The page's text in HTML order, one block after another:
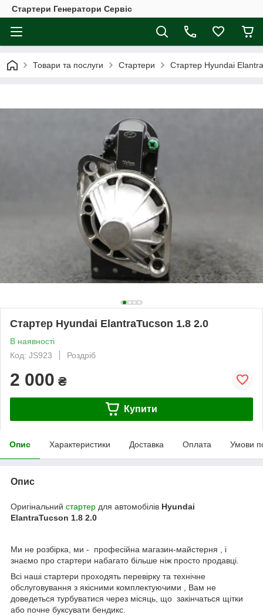
Стартери Генератори Сервіс
Товари та послуги Стартери Стартер Hyundai
Стартер Hyundai ElantraTucson 1.8 2.0
В наявності
Код: JS923
Роздріб
2 000 ₴
Купити
Опис Характеристики Доставка Оплата Умови
Опис
Оригінальний стартер для автомобілів Hyundai
ElantraTucson 1.8 2.0
Ми не розбірка, ми - професійна магазин-майстерня , і
знаємо про стартери набагато більше ніж просто продавці.
Всі наші стартери проходять перевірку та технічне
обслуговування з якісними комплектуючими , Вам не
доведеться турбуватися через місяць, що закінчаться щітки
або почне буксувати бендикс.